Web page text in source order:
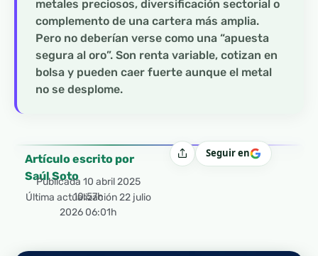
metales preciosos, diversificación sectorial o
complemento de una cartera más amplia.
Pero no deberían verse como una “apuesta
segura al oro”. Son renta variable, cotizan en
bolsa y pueden caer fuerte aunque el metal
no se desplome.
Artículo escrito por
Saúl Soto
Publicada 10 abril 2025
10:57h
Última actualización 22 julio
2026 06:01h
CompartirSeguir en